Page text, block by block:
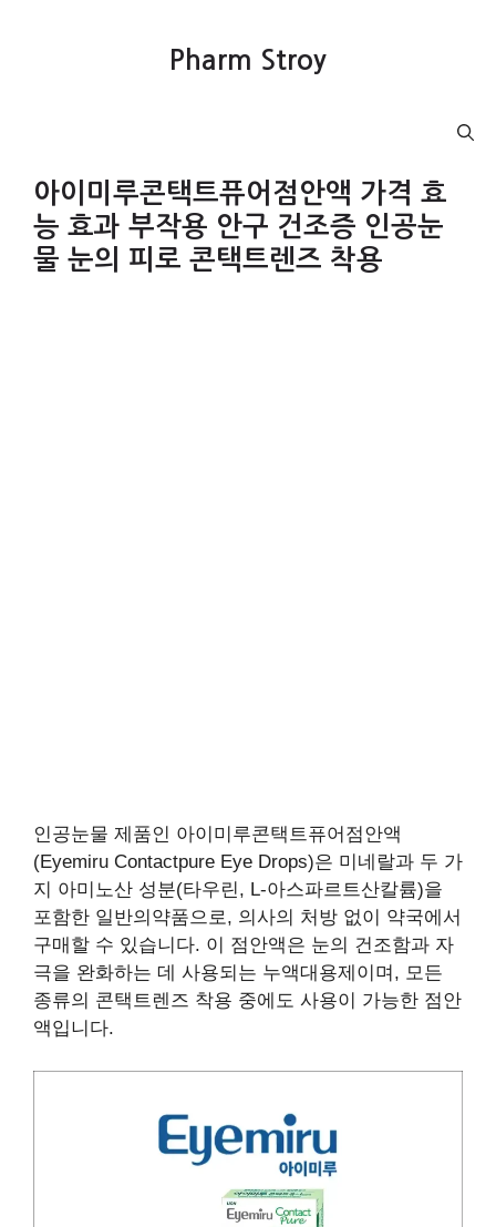
Pharm Stroy
아이미루콘택트퓨어점안액 가격 효
능 효과 부작용 안구 건조증 인공눈
물 눈의 피로 콘택트렌즈 착용
인공눈물 제품인 아이미루콘택트퓨어점안액
(Eyemiru Contactpure Eye Drops)은 미네랄과 두 가
지 아미노산 성분(타우린, L-아스파르트산칼륨)을
포함한 일반의약품으로, 의사의 처방 없이 약국에서
구매할 수 있습니다. 이 점안액은 눈의 건조함과 자
극을 완화하는 데 사용되는 누액대용제이며, 모든
종류의 콘택트렌즈 착용 중에도 사용이 가능한 점안
액입니다.